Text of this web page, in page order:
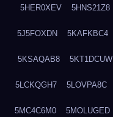
5HER0XEV 5HNS21Z8
5J5FOXDN 5KAFKBC4
5KSAQAB8 5KT1DCUW
5LCKQGH7 5LOVPA8C
5MC4C6M0 5MOLUGED